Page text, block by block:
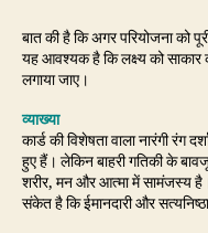
बात की है कि अगर परियोजना को
यह आवश्यक है कि लक्ष्य को साकार
लगाया जाए।
व्याख्या
कार्ड की विशेषता वाला नारंगी रंग
हुए हैं। लेकिन बाहरी गतिकी के
शरीर, मन और आत्मा में सामंजस्य
संकेत है कि ईमानदारी और